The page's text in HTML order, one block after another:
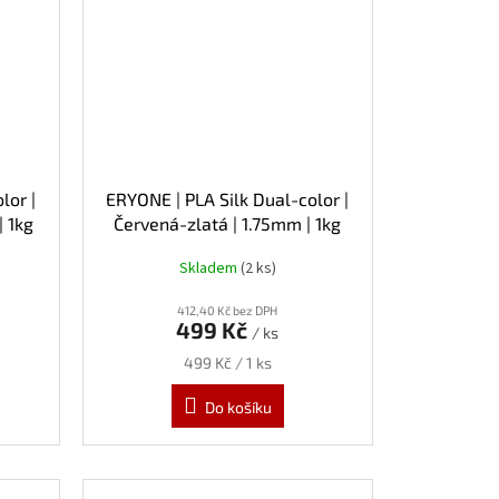
|
1kg
ERYONE | PLA Silk Dual-color |
Červená-zlatá | 1.75mm | 1kg
Skladem (2 ks)
412,40 Kč bez DPH
499 Kč / ks
Měrná
cena:
499 Kč / 1 ks
Do košíku